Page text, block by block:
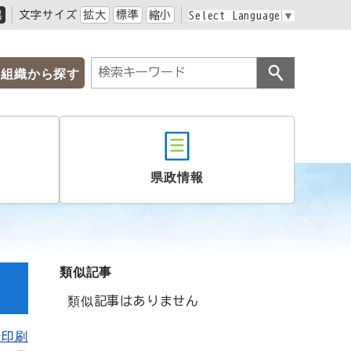
文字サイズ 拡大 標準 縮小 Select Language ▼
組織から探す
県政情報
刷
類似記事
類似記事はありません